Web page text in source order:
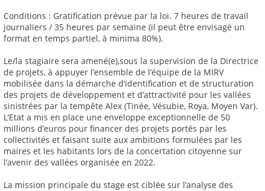
Conditions : Gratification prévue par la loi. 7 heures de travail
journaliers / 35 heures par semaine (il peut être envisagé un
format en temps partiel, à minima 80%).
Le/la stagiaire sera amené(e),sous la supervision de la Directrice
de projets, à appuyer l’ensemble de l’équipe de la MIRV
mobilisée dans la démarche d’identification et de structuration
des projets de développement et d’attractivité pour les vallées
sinistrées par la tempête Alex (Tinée, Vésubie, Roya, Moyen Var).
L’Etat a mis en place une enveloppe exceptionnelle de 50
millions d’euros pour financer des projets portés par les
collectivités et faisant suite aux ambitions formulées par les
maires et les habitants lors de la concertation citoyenne sur
l’avenir des vallées organisée en 2022.
La mission principale du stage est ciblée sur l’analyse des